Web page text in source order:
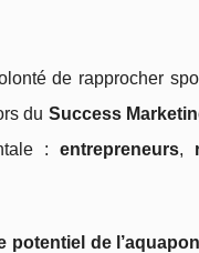
de rapprocher
du Success
: entrepreneurs,
potentiel de